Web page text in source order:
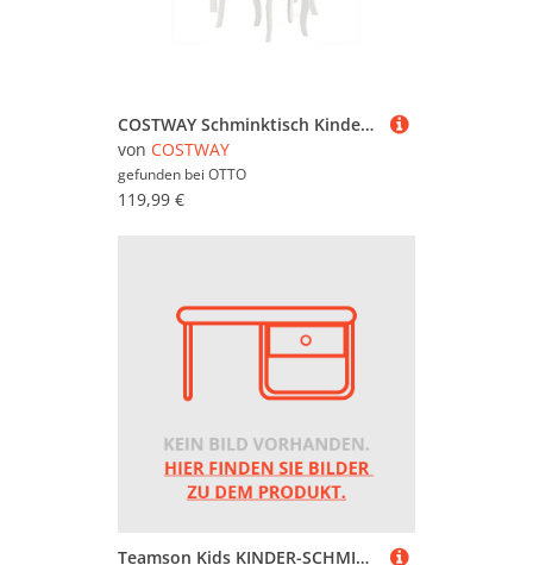
COSTWAY Schminktisch Kinder Schminktisch Set, einstellbare LED Beleuchtung
von COSTWAY
gefunden bei OTTO
119,99 €
Teamson Kids KINDER-SCHMINKTISCH Weiß 32x118x60 cm